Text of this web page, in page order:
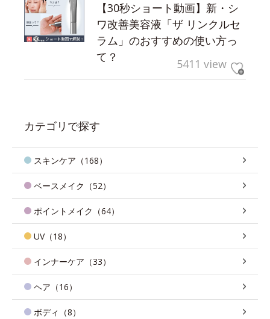
【30秒ショート動画】新・シ
ワ改善美容液「ザ リンクルセ
ラム」のおすすめの使い方っ
て？
5411 view
カテゴリで探す
スキンケア（168）
ベースメイク（52）
ポイントメイク（64）
UV（18）
インナーケア（33）
ヘア（16）
ボディ（8）